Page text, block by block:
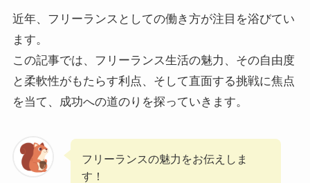
近年、フリーランスとしての働き方が注目を浴びてい
ます。
この記事では、フリーランス生活の魅力、その自由度
と柔軟性がもたらす利点、そして直面する挑戦に焦点
を当て、成功への道のりを探っていきます。
フリーランスの魅力をお伝えしま
す！